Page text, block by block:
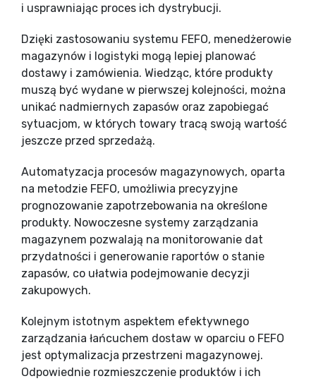
i usprawniając proces ich dystrybucji.
Dzięki zastosowaniu systemu FEFO, menedżerowie
magazynów i logistyki mogą lepiej planować
dostawy i zamówienia. Wiedząc, które produkty
muszą być wydane w pierwszej kolejności, można
unikać nadmiernych zapasów oraz zapobiegać
sytuacjom, w których towary tracą swoją wartość
jeszcze przed sprzedażą.
Automatyzacja procesów magazynowych, oparta
na metodzie FEFO, umożliwia precyzyjne
prognozowanie zapotrzebowania na określone
produkty. Nowoczesne systemy zarządzania
magazynem pozwalają na monitorowanie dat
przydatności i generowanie raportów o stanie
zapasów, co ułatwia podejmowanie decyzji
zakupowych.
Kolejnym istotnym aspektem efektywnego
zarządzania łańcuchem dostaw w oparciu o FEFO
jest optymalizacja przestrzeni magazynowej.
Odpowiednie rozmieszczenie produktów i ich